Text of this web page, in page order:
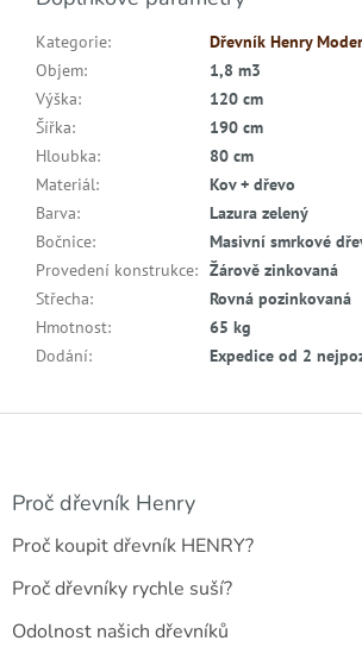
Kategorie:
Dřevník Henry
Objem:
1,8 m3
Výška:
120 cm
Šířka:
190 cm
Hloubka:
80 cm
Materiál:
Kov + dřevo
Barva:
Lazura zelený
Bočnice:
Masivní smrkové
Provedení konstrukce: Žárově zinkovaná
Střecha:
Rovná pozinkovaná
Hmotnost:
65 kg
Dodání: Expedice od 2
Z
Proč dřevník Henry
Proč koupit dřevník HENRY?
Proč dřevníky rychle suší?
Odolnost našich dřevníků